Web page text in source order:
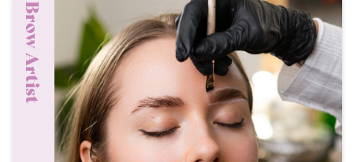
Brow Artist